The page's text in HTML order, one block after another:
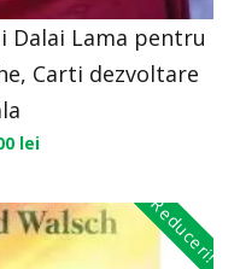
Dalai Lama pentru
Carti dezvoltare
lei
Reduceri!